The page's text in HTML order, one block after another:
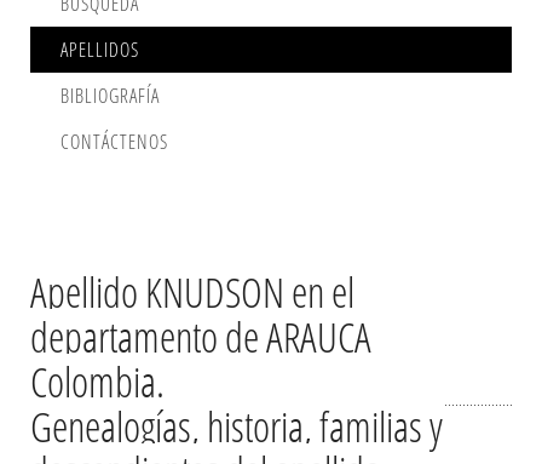
APELLIDOS
BIBLIOGRAFÍA
CONTÁCTENOS
Apellido KNUDSON en el
departamento de ARAUCA
Colombia.
Genealogías, historia, familias y